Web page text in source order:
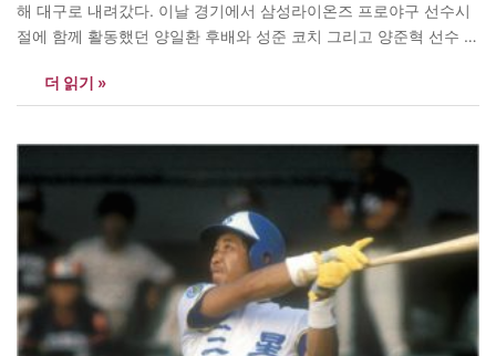
해 대구로 내려갔다. 이날 경기에서 삼성라이온즈 프로야구 선수시
절에 함께 활동했던 양일환 후배와 성준 코치 그리고 양준혁 선수 및
팀으로 만났지만 환갑이 된 성준 후배가 마운드에서 던지는 것을 보
고 깜짝 놀랬다. 어떻게 환갑의 그가…
더 읽기 »